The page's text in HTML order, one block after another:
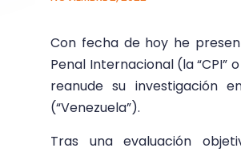
Con fecha de hoy he
Penal Internacional (la “CPI”
reanude su investigación
(“Venezuela”).
Tras una evaluación